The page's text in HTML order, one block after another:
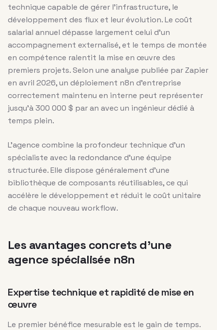
technique capable de gérer l’infrastructure, le
développement des flux et leur évolution. Le coût
salarial annuel dépasse largement celui d’un
accompagnement externalisé, et le temps de montée
en compétence ralentit la mise en œuvre des
premiers projets. Selon une analyse publiée par Zapier
en avril 2026, un déploiement n8n d’entreprise
correctement maintenu en interne peut représenter
jusqu’à 300 000 $ par an avec un ingénieur dédié à
temps plein.
L’agence combine la profondeur technique d’un
spécialiste avec la redondance d’une équipe
structurée. Elle dispose généralement d’une
bibliothèque de composants réutilisables, ce qui
accélère le développement et réduit le coût unitaire
de chaque nouveau workflow.
Les avantages concrets d’une
agence spécialisée n8n
Expertise technique et rapidité de mise en
œuvre
Le premier bénéfice mesurable est le gain de temps.